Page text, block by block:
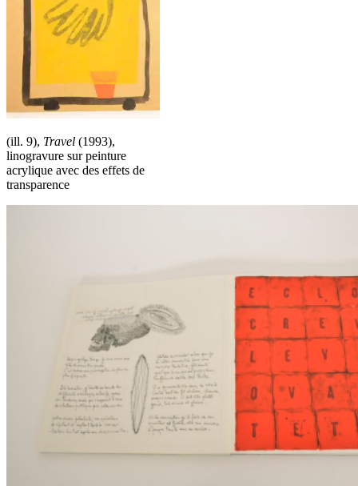
(ill. 9), Travel (1993),
linogravure sur peinture
acrylique avec des effets de
transparence